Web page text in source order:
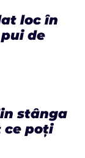
loc în
de
stânga
ce poți